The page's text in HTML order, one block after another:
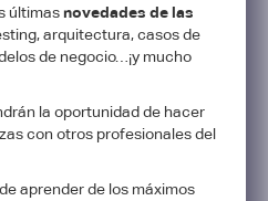
últimasnovedades de las
arquitectura, casos de
de negocio…¡y mucho
la oportunidad de hacer
con otros profesionales del
aprender de los máximos